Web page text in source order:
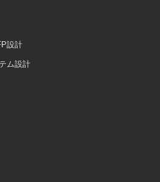
設計
ム設計